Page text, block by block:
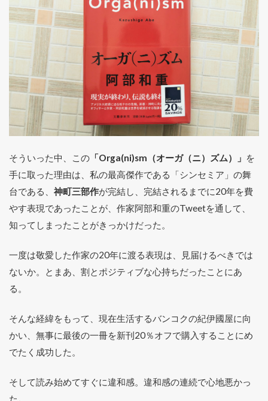
そういった中、この 「Orga(ni)sm（オーガ（ニ）ズム）」 を
手に取った理由は、私の最高傑作である「シンセミア」の舞
台である、 神町三部作が完結し、完結されるまでに20年を費
やす表現であったことが、作家阿部和重のTweetを通して、
知ってしまったことがきっかけだった。
一度は敬愛した作家の20年に渡る表現は、見届けるべきでは
ないか。とまあ、割とポジティブな心持ちだったことにあ
る。
そんな経緯をもって、現在生活するバンコクの紀伊國屋に向
かい、無事に最後の一冊を新刊20％オフで購入することにめ
でたく成功した。
そして読み始めてすぐに違和感。違和感の連続で心地悪かっ